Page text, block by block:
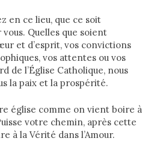
en ce lieu, que ce soit
Quelles que soient
et d’esprit, vos convictions
vos attentes ou vos
de l’Église Catholique, nous
la paix et la prospérité.
église comme on vient boire à
votre chemin, après cette
à la Vérité dans l’Amour.